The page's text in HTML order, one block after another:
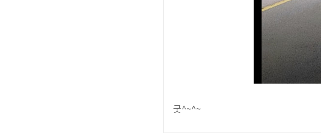
굿^~^~